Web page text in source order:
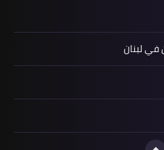
تكرم مؤسسة عامل
في لبنان